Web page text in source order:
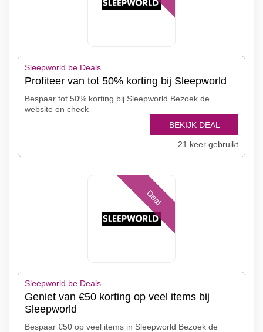
Sleepworld.be Deals
Profiteer van tot 50% korting bij Sleepworld
Bespaar tot 50% korting bij Sleepworld Bezoek de
website en check
BEKIJK DEAL
21 keer gebruikt
Deal
Sleepworld.be Deals
Geniet van €50 korting op veel items bij
Sleepworld
Bespaar €50 op veel items in Sleepworld Bezoek de